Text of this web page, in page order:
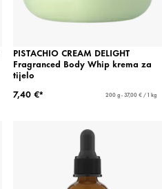
PISTACHIO CREAM DELIGHT
Fragranced Body Whip krema za
tijelo
7,40 €*
200 g - 37,00 € / 1 kg